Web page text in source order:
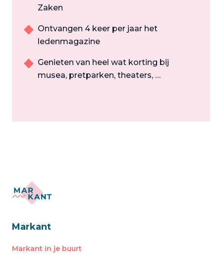
Zaken
Ontvangen 4 keer per jaar het
ledenmagazine
Genieten van heel wat korting bij
musea, pretparken, theaters, …
Markant
Markant in je buurt